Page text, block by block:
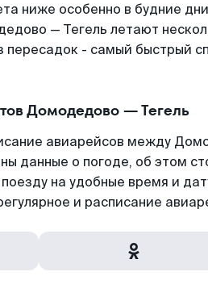
ниже особенно в будние
— Тегель летают
пересадок - самый быстрый
Домодедово — Тегель
авиарейсов между
данные о погоде, об этом
на удобные время и
и расписание